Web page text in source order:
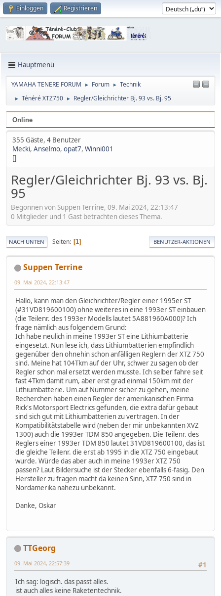
Einloggen Registrieren
Hauptmenü
YAMAHA TENERE FORUM ► Forum ► Technik
► Ténéré XTZ750 ► Regler/Gleichrichter Bj. 93 vs. Bj. 95
Online
355 Gäste, 4 Benutzer
Mecki, Anselmo, opat7, Winni001
[]
Regler/Gleichrichter Bj. 93 vs. Bj.
95
Begonnen von Suppen Terrine, 09. Mai 2024, 22:13:47
0 Mitglieder und 1 Gast betrachten dieses Thema.
NACH UNTEN Seiten 1 BENUTZER-AKTIONEN
Suppen Terrine
09. Mai 2024, 22:13:47
Hallo, kann man den Gleichrichter/Regler einer 1995er ST
(#31VD819600100) ohne weiteres in eine 1993er ST einbauen
(die Teilenr. des 1993er Modells lautet 5A881960A000)? Ich
frage nämlich aus folgendem Grund:
Ich habe neulich in meine 1993er ST eine Lithiumbatterie
eingesetzt. Nun lese ich, dass Lithiumbatterien empfindlich
gegenüber den ohnehin schon anfälligen Reglern der XTZ 750
sind. Meine hat 104Tkm auf der Uhr, schwer zu sagen ob der
Regler schon mal ersetzt werden musste. Ich selber fahre seit
fast 4Tkm damit rum, aber erst grad einmal 150km mit der
Lithiumbatterie. Um auf Nummer sicher zu gehen, meine
Recherchen haben einen Regler der amerikanischen Firma
Rick's Motorsport Electrics gefunden, die extra dafür gebaut
sind sich gut mit Lithiumbatterien zu vertragen. In der
Kompatibilitätstabelle wird (neben der mir unbekannten XVZ
1300) auch die 1993er TDM 850 angegeben. Die Teilenr. des
Reglers einer 1993er TDM 850 lautet 31VD819600100, das ist
die gleiche Teilenr. die erst ab 1995 in die XTZ 750 eingebaut
wurde. Würde das aber auch in meine 1993er XTZ 750
passen? Laut Bildersuche ist der Stecker ebenfalls 6-fasig. Den
Hersteller zu fragen macht da keinen Sinn, XTZ 750 sind in
Nordamerika nahezu unbekannt.
Danke, Oskar
TTGeorg
#1
09. Mai 2024, 22:57:39
Ich sag: logisch. das passt alles.
ist auch alles keine Raketentechnik.